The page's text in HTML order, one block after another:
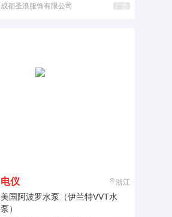
成都圣浪服饰有限公司 广告
电仪 浙江
美国阿波罗水泵（伊兰特VVT水
泵）